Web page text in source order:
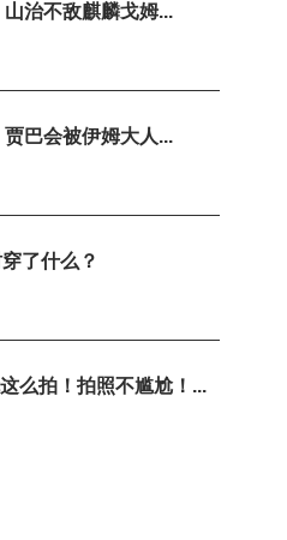
治不敌麒麟戈姆...
巴会被伊姆大人...
了什么？
么拍！拍照不尴尬！...